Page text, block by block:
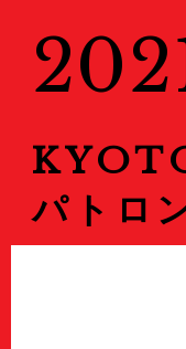
パトロ